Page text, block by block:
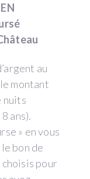
au
montant
nuits
ans).
» en vous
bon de
pour